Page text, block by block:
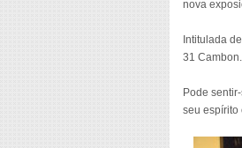
nova
Intitulada
31 Cambon.
Pode
seu espírito